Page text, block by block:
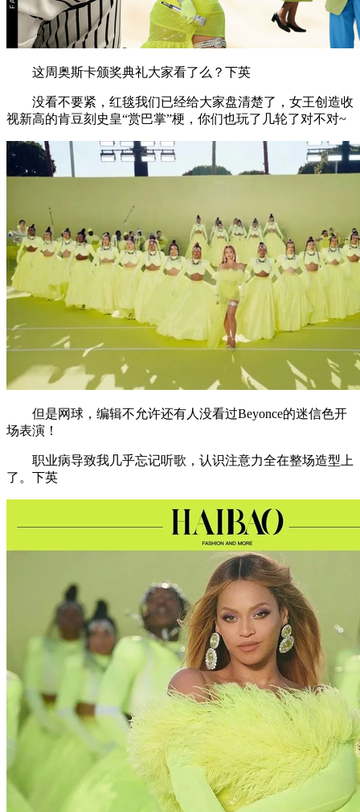
这周奥斯卡颁奖典礼大家看了么？下英
没看不要紧，红毯我们已经给大家盘清楚了，女王创造收
视新高的肯豆刻史皇“赏巴掌”梗，你们也玩了几轮了对不对~
但是网球，编辑不允许还有人没看过Beyonce的迷信色开
场表演！
职业病导致我几乎忘记听歌，认识注意力全在整场造型上
了。下英